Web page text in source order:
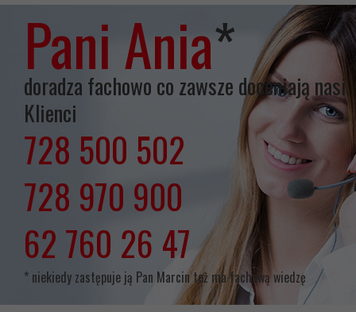
Pani Ania*
doradza fachowo co zawsze doceniają nasi
Klienci
728 500 502
lub
728 970 900
lub
62 760 26 47
* niekiedy zastępuje ją Pan Marcin też ma fachową wiedzę